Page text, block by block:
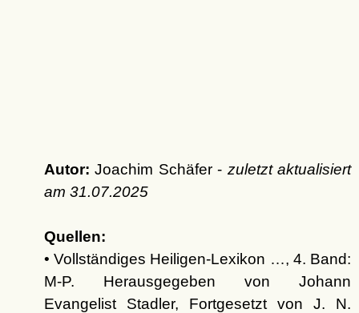
Autor: Joachim Schäfer - zuletzt aktualisiert
am 31.07.2025
Quellen:
• Vollständiges Heiligen-Lexikon …, 4. Band:
M-P. Herausgegeben von Johann
Evangelist Stadler, Fortgesetzt von J. N.